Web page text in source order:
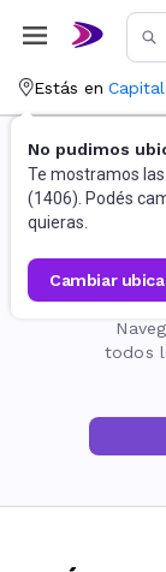
Estás en
No pudimos
Te mostramos
(1406). Podés
quieras.
cambiar
todos